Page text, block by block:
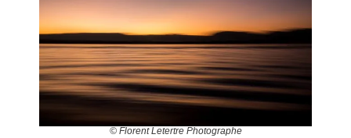
© Florent Letertre Photographe